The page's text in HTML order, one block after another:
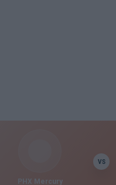
PHX Mercury
VS